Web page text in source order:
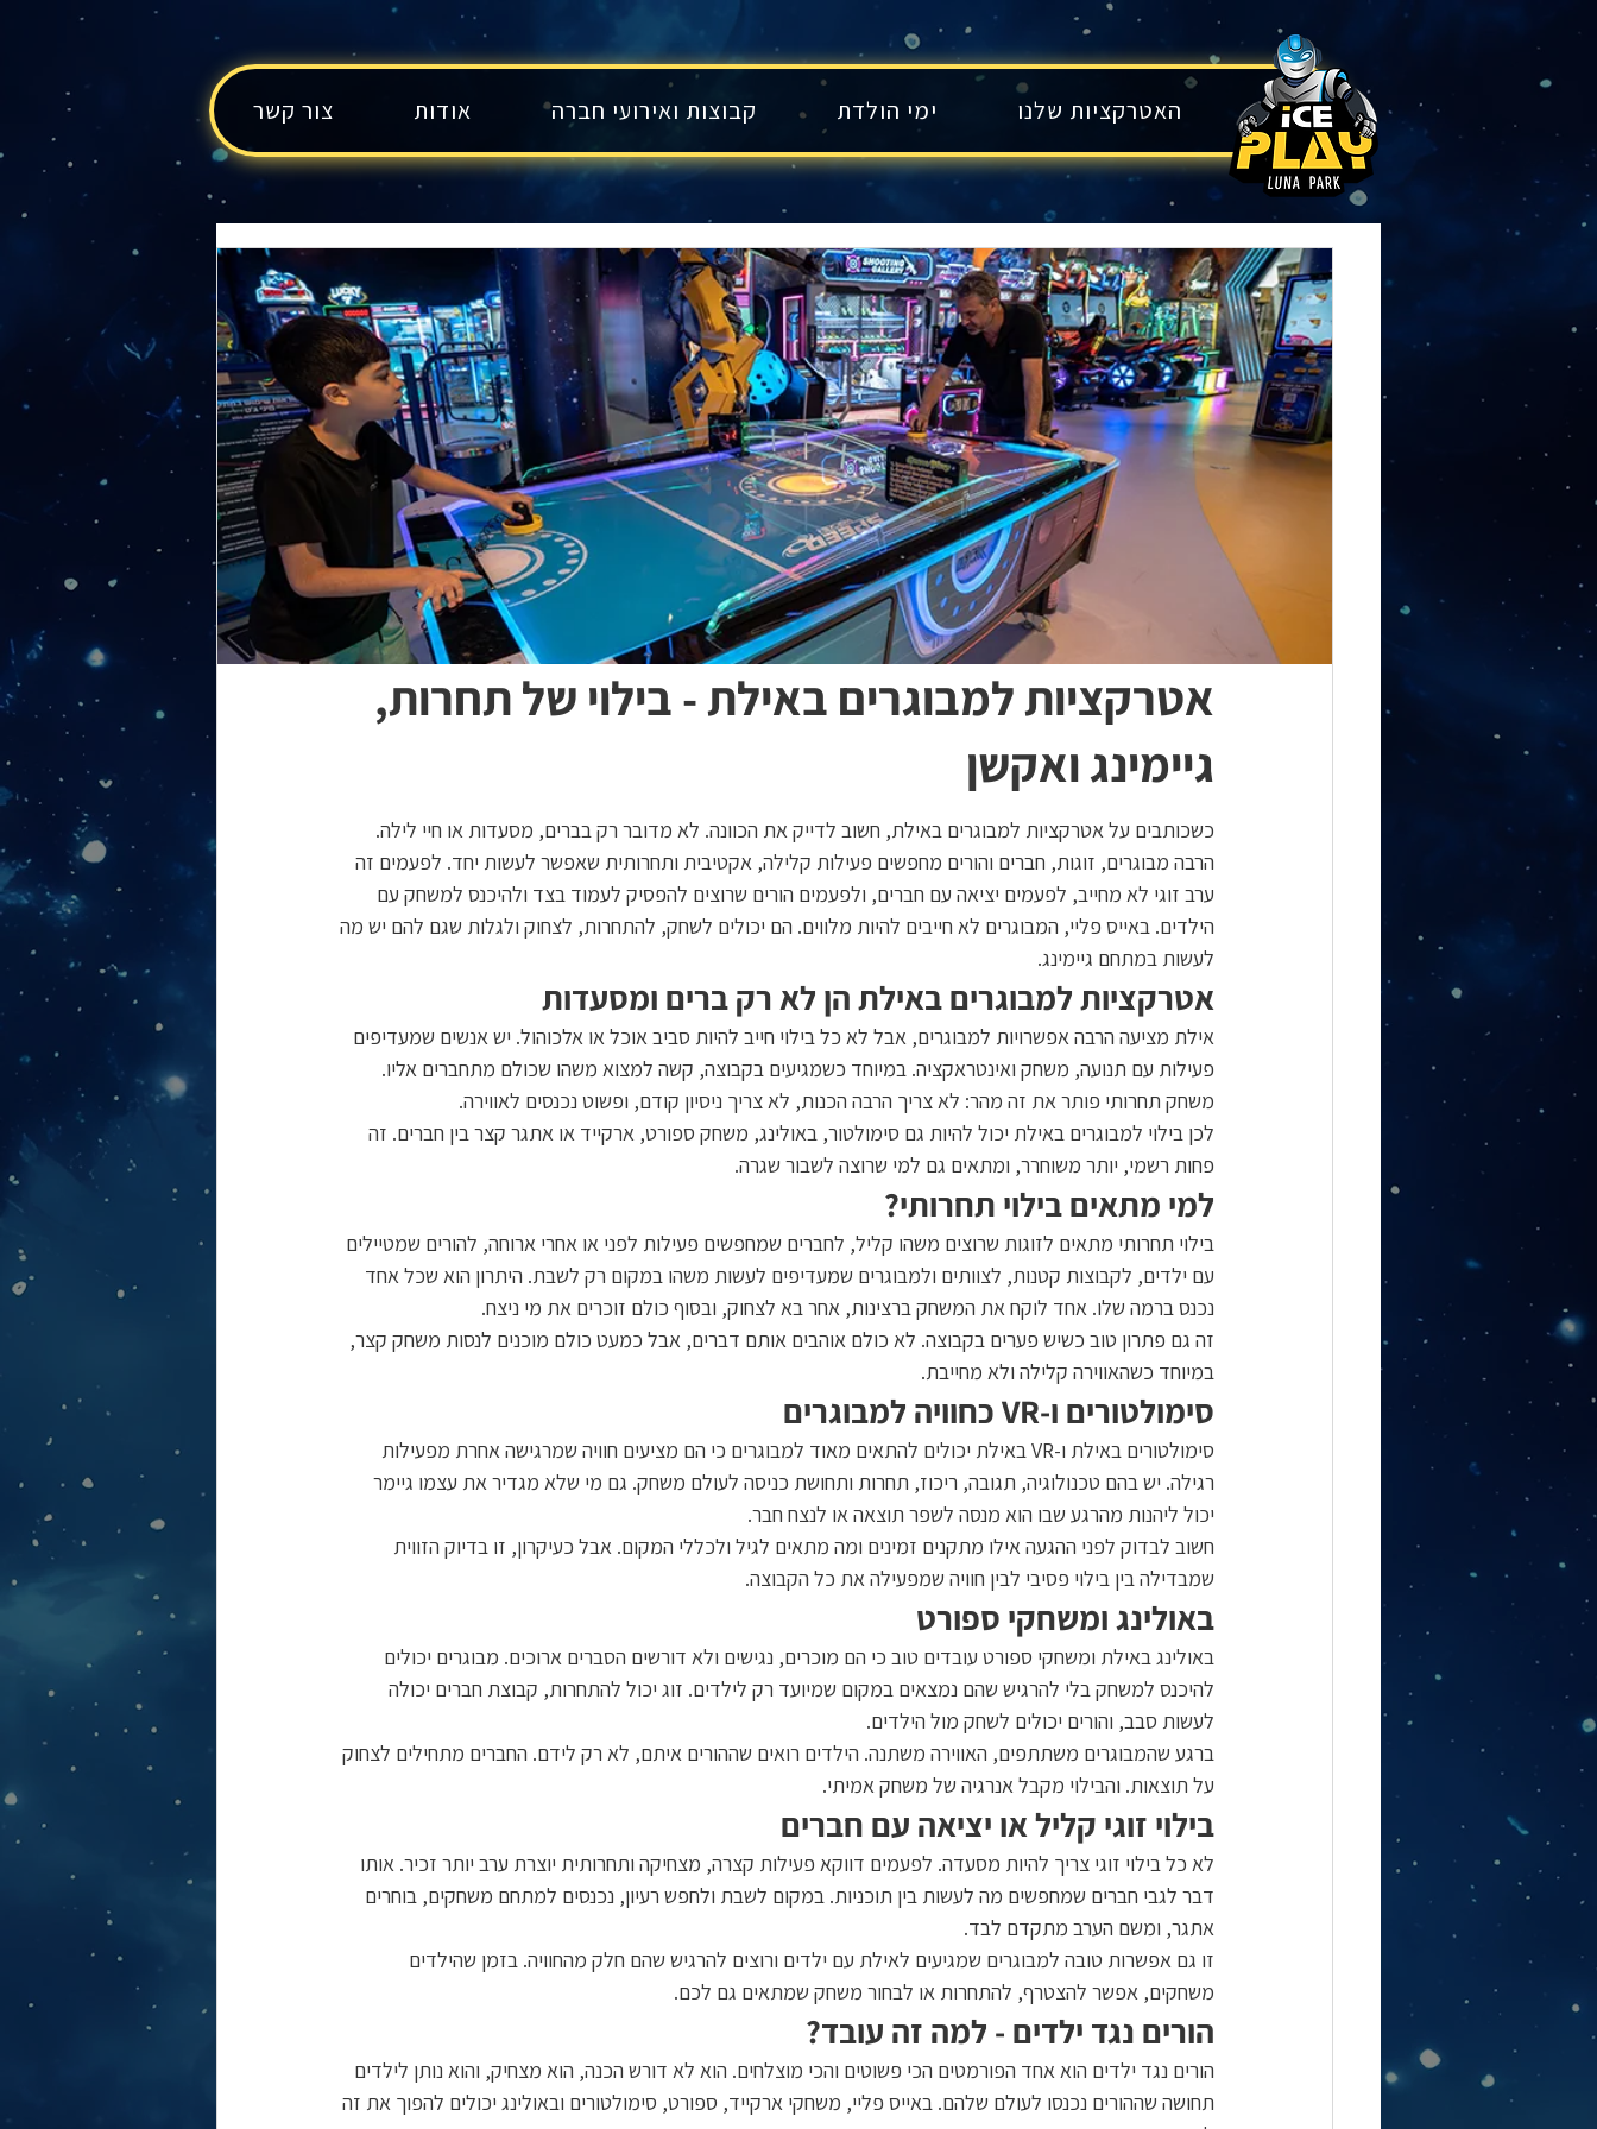
בית האטרקציות שלנו ימי הולדת קבוצות ואירועי חברה אודות צור קשר
אטרקציות למבוגרים באילת - בילוי של תחרות,
גיימינג ואקשן
כשכותבים על אטרקציות למבוגרים באילת, חשוב לדייק את הכוונה. לא מדובר רק בברים, מסעדות או חיי לילה.
הרבה מבוגרים, זוגות, חברים והורים מחפשים פעילות קלילה, אקטיבית ותחרותית שאפשר לעשות יחד. לפעמים זה
ערב זוגי לא מחייב, לפעמים יציאה עם חברים, ולפעמים הורים שרוצים להפסיק לעמוד בצד ולהיכנס למשחק עם
הילדים. באייס פליי, המבוגרים לא חייבים להיות מלווים. הם יכולים לשחק, להתחרות, לצחוק ולגלות שגם להם יש מה
לעשות במתחם גיימינג.
אטרקציות למבוגרים באילת הן לא רק ברים ומסעדות
אילת מציעה הרבה אפשרויות למבוגרים, אבל לא כל בילוי חייב להיות סביב אוכל או אלכוהול. יש אנשים שמעדיפים
פעילות עם תנועה, משחק ואינטראקציה. במיוחד כשמגיעים בקבוצה, קשה למצוא משהו שכולם מתחברים אליו.
משחק תחרותי פותר את זה מהר: לא צריך הרבה הכנות, לא צריך ניסיון קודם, ופשוט נכנסים לאווירה.
לכן בילוי למבוגרים באילת יכול להיות גם סימולטור, באולינג, משחק ספורט, ארקייד או אתגר קצר בין חברים. זה
פחות רשמי, יותר משוחרר, ומתאים גם למי שרוצה לשבור שגרה.
למי מתאים בילוי תחרותי?
בילוי תחרותי מתאים לזוגות שרוצים משהו קליל, לחברים שמחפשים פעילות לפני או אחרי ארוחה, להורים שמטיילים
עם ילדים, לקבוצות קטנות, לצוותים ולמבוגרים שמעדיפים לעשות משהו במקום רק לשבת. היתרון הוא שכל אחד
נכנס ברמה שלו. אחד לוקח את המשחק ברצינות, אחר בא לצחוק, ובסוף כולם זוכרים את מי ניצח.
זה גם פתרון טוב כשיש פערים בקבוצה. לא כולם אוהבים אותם דברים, אבל כמעט כולם מוכנים לנסות משחק קצר,
במיוחד כשהאווירה קלילה ולא מחייבת.
סימולטורים ו-VR כחוויה למבוגרים
סימולטורים באילת ו-VR באילת יכולים להתאים מאוד למבוגרים כי הם מציעים חוויה שמרגישה אחרת מפעילות
רגילה. יש בהם טכנולוגיה, תגובה, ריכוז, תחרות ותחושת כניסה לעולם משחק. גם מי שלא מגדיר את עצמו גיימר
יכול ליהנות מהרגע שבו הוא מנסה לשפר תוצאה או לנצח חבר.
חשוב לבדוק לפני ההגעה אילו מתקנים זמינים ומה מתאים לגיל ולכללי המקום. אבל כעיקרון, זו בדיוק הזווית
שמבדילה בין בילוי פסיבי לבין חוויה שמפעילה את כל הקבוצה.
באולינג ומשחקי ספורט
באולינג באילת ומשחקי ספורט עובדים טוב כי הם מוכרים, נגישים ולא דורשים הסברים ארוכים. מבוגרים יכולים
להיכנס למשחק בלי להרגיש שהם נמצאים במקום שמיועד רק לילדים. זוג יכול להתחרות, קבוצת חברים יכולה
לעשות סבב, והורים יכולים לשחק מול הילדים.
ברגע שהמבוגרים משתתפים, האווירה משתנה. הילדים רואים שההורים איתם, לא רק לידם. החברים מתחילים לצחוק
על תוצאות. והבילוי מקבל אנרגיה של משחק אמיתי.
בילוי זוגי קליל או יציאה עם חברים
לא כל בילוי זוגי צריך להיות מסעדה. לפעמים דווקא פעילות קצרה, מצחיקה ותחרותית יוצרת ערב יותר זכיר. אותו
דבר לגבי חברים שמחפשים מה לעשות בין תוכניות. במקום לשבת ולחפש רעיון, נכנסים למתחם משחקים, בוחרים
אתגר, ומשם הערב מתקדם לבד.
זו גם אפשרות טובה למבוגרים שמגיעים לאילת עם ילדים ורוצים להרגיש שהם חלק מהחוויה. בזמן שהילדים
משחקים, אפשר להצטרף, להתחרות או לבחור משחק שמתאים גם לכם.
הורים נגד ילדים - למה זה עובד?
הורים נגד ילדים הוא אחד הפורמטים הכי פשוטים והכי מוצלחים. הוא לא דורש הכנה, הוא מצחיק, והוא נותן לילדים
תחושה שההורים נכנסו לעולם שלהם. באייס פליי, משחקי ארקייד, ספורט, סימולטורים ובאולינג יכולים להפוך את זה